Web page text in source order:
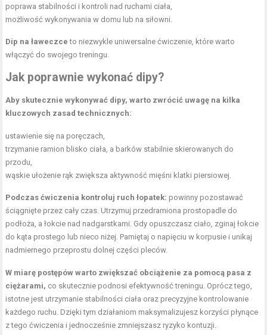
poprawa stabilności i kontroli nad ruchami ciała,
możliwość wykonywania w domu lub na siłowni.
Dip na ławeczce to niezwykle uniwersalne ćwiczenie, które warto
włączyć do swojego treningu.
Jak poprawnie wykonać dipy?
Aby skutecznie wykonywać dipy, warto zwrócić uwagę na kilka
kluczowych zasad technicznych:
ustawienie się na poręczach,
trzymanie ramion blisko ciała, a barków stabilnie skierowanych do
przodu,
wąskie ułożenie rąk zwiększa aktywność mięśni klatki piersiowej.
Podczas ćwiczenia kontroluj ruch łopatek: powinny pozostawać
ściągnięte przez cały czas. Utrzymuj przedramiona prostopadle do
podłoża, a łokcie nad nadgarstkami. Gdy opuszczasz ciało, zginaj łokcie
do kąta prostego lub nieco niżej. Pamiętaj o napięciu w korpusie i unikaj
nadmiernego przeprostu dolnej części pleców.
W miarę postępów warto zwiększać obciążenie za pomocą pasa z
ciężarami, co skutecznie podnosi efektywność treningu. Oprócz tego,
istotne jest utrzymanie stabilności ciała oraz precyzyjne kontrolowanie
każdego ruchu. Dzięki tym działaniom maksymalizujesz korzyści płynące
z tego ćwiczenia i jednocześnie zmniejszasz ryzyko kontuzji.